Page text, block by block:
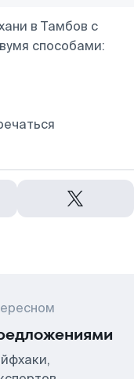
в Тамбов с
способами: